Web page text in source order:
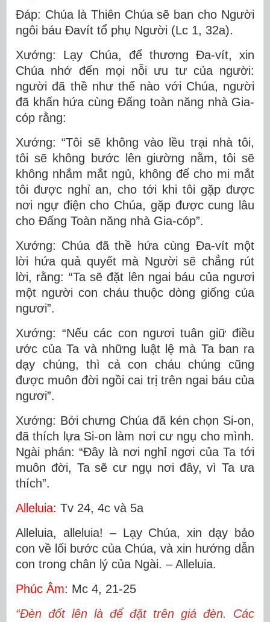
Ðáp: Chúa là Thiên Chúa sẽ ban cho Người
ngôi báu Ðavít tổ phụ Người (Lc 1, 32a).
Xướng: Lạy Chúa, để thương Ða-vít, xin
Chúa nhớ đến mọi nỗi ưu tư của người:
người đã thề như thế nào với Chúa, người
đã khấn hứa cùng Ðấng toàn năng nhà Gia-
cóp rằng:
Xướng: “Tôi sẽ không vào lều trại nhà tôi,
tôi sẽ không bước lên giường nằm, tôi sẽ
không nhắm mắt ngủ, không để cho mi mắt
tôi được nghỉ an, cho tới khi tôi gặp được
nơi ngự điện cho Chúa, gặp được cung lâu
cho Ðấng Toàn năng nhà Gia-cóp”.
Xướng: Chúa đã thề hứa cùng Ða-vít một
lời hứa quả quyết mà Người sẽ chẳng rút
lời, rằng: “Ta sẽ đặt lên ngai báu của ngươi
một người con cháu thuộc dòng giống của
ngươi”.
Xướng: “Nếu các con ngươi tuân giữ điều
ước của Ta và những luật lệ mà Ta ban ra
dạy chúng, thì cả con cháu chúng cũng
được muôn đời ngồi cai trị trên ngai báu của
ngươi”.
Xướng: Bởi chưng Chúa đã kén chọn Si-on,
đã thích lựa Si-on làm nơi cư ngụ cho mình.
Ngài phán: “Ðây là nơi nghỉ ngơi của Ta tới
muôn đời, Ta sẽ cư ngụ nơi đây, vì Ta ưa
thích”.
Alleluia: Tv 24, 4c và 5a
Alleluia, alleluia! – Lạy Chúa, xin dạy bảo
con về lối bước của Chúa, và xin hướng dẫn
con trong chân lý của Ngài. – Alleluia.
Phúc Âm: Mc 4, 21-25
“Ðèn đốt lên là để đặt trên giá đèn. Các